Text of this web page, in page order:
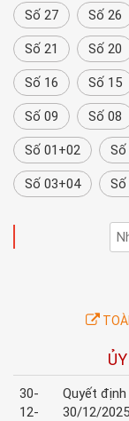
Số 27 Số 26
Số 21 Số 20
Số 16 Số 15
Số 09 Số 08
Số 01+02 Số
Số 03+04 Số
30-
12-
Quyết
30/12/